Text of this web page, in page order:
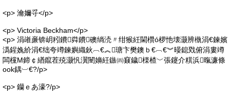
<p> 瀹嬭寽</p>
<p> Victoria Beckham</p>
<p> 涓嶉亷锛岄粌鐨粦鐨礇绱涜〃绀猴紝閫欑ó椤忚壊灏辨槸涓€鍊嬪
潙鍟婏紒涓€绌夸竴鍊嬩織鈥︹€︽瑭卞樊鐭ｂ€︹€︾暥鎴戣俯涓婁竴
闆欓Μ鍗￠緧鑹茬殑灏忛瀷闉嬶紝鏃㈣窡鐬檪楂﹀張鑳介粸浜暣濂條
ook鍝︺€?/p>
<p> 钄ｅあ濠?/p>